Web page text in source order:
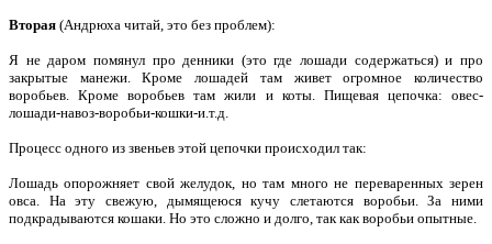
Вторая (Андрюха читай, это без проблем):
Я не даром помянул про денники (это где лошади содержаться) и про
закрытые манежи. Кроме лошадей там живет огромное количество
воробьев. Кроме воробьев там жили и коты. Пищевая цепочка: овес-
лошади-навоз-воробьи-кошки-и.т.д.
Процесс одного из звеньев этой цепочки происходил так:
Лошадь опорожняет свой желудок, но там много не переваренных зерен
овса. На эту свежую, дымящеюся кучу слетаются воробьи. За ними
подкрадываются кошаки. Но это сложно и долго, так как воробьи опытные.